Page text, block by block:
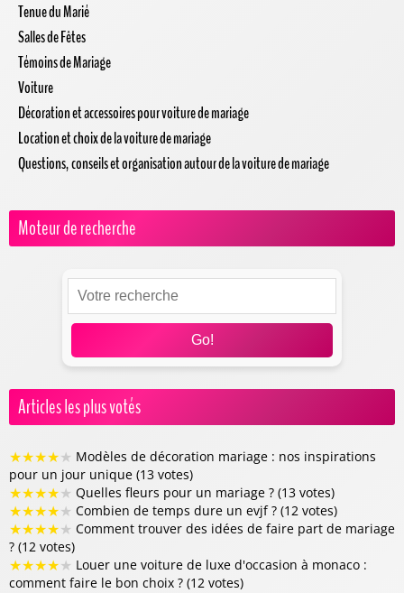
Tenue du Marié
Salles de Fêtes
Témoins de Mariage
Voiture
Décoration et accessoires pour voiture de mariage
Location et choix de la voiture de mariage
Questions, conseils et organisation autour de la voiture de mariage
Moteur de recherche
Go!
Articles les plus votés
★★★★★ Modèles de décoration mariage : nos inspirations
pour un jour unique (13 votes)
★★★★★ Quelles fleurs pour un mariage ? (13 votes)
★★★★★ Combien de temps dure un evjf ? (12 votes)
★★★★★ Comment trouver des idées de faire part de mariage
? (12 votes)
★★★★★ Louer une voiture de luxe d'occasion à monaco :
comment faire le bon choix ? (12 votes)